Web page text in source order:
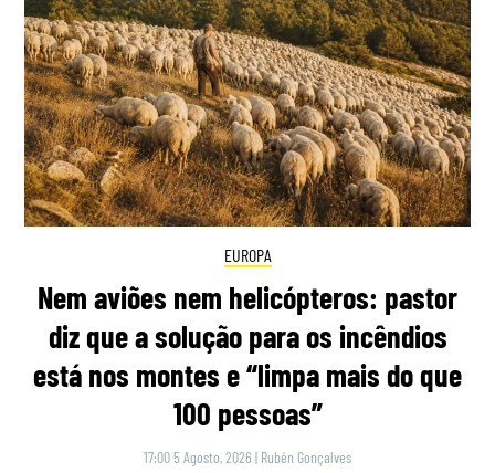
EUROPA
Nem aviões nem helicópteros: pastor
diz que a solução para os incêndios
está nos montes e “limpa mais do que
100 pessoas”
17:00 5 Agosto, 2026 | Rubén Gonçalves